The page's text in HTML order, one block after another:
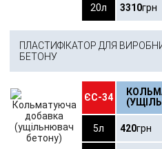
20л 3310грн
ПЛАСТИФІКАТОР ДЛЯ
БЕТОНУ
ЄС-34
5л 420грн